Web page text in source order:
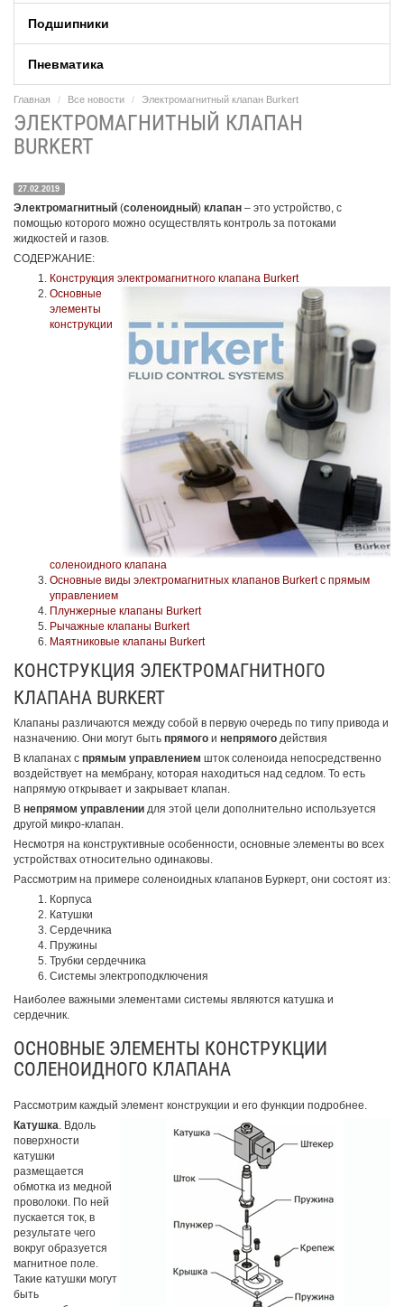
Подшипники
Пневматика
Главная Все новости Электромагнитный клапан Burkert
ЭЛЕКТРОМАГНИТНЫЙ КЛАПАН
BURKERT
27.02.2019
Электромагнитный (соленоидный) клапан – это устройство, с
помощью которого можно осуществлять контроль за потоками
жидкостей и газов.
СОДЕРЖАНИЕ:
Конструкция электромагнитного клапана Burkert
Основные
элементы
конструкции
соленоидного клапана
Основные виды электромагнитных клапанов Burkert с прямым
управлением
Плунжерные клапаны Burkert
Рычажные клапаны Burkert
Маятниковые клапаны Burkert
КОНСТРУКЦИЯ ЭЛЕКТРОМАГНИТНОГО
КЛАПАНА BURKERT
Клапаны различаются между собой в первую очередь по типу привода и
назначению. Они могут быть прямого и непрямого действия
В клапанах с прямым управлением шток соленоида непосредственно
воздействует на мембрану, которая находиться над седлом. То есть
напрямую открывает и закрывает клапан.
В непрямом управлении для этой цели дополнительно используется
другой микро-клапан.
Несмотря на конструктивные особенности, основные элементы во всех
устройствах относительно одинаковы.
Рассмотрим на примере соленоидных клапанов Буркерт, они состоят из:
Корпуса
Катушки
Сердечника
Пружины
Трубки сердечника
Системы электроподключения
Наиболее важными элементами системы являются катушка и
сердечник.
ОСНОВНЫЕ ЭЛЕМЕНТЫ КОНСТРУКЦИИ
СОЛЕНОИДНОГО КЛАПАНА
Рассмотрим каждый элемент конструкции и его функции подробнее.
Катушка . Вдоль
поверхности
катушки
размещается
обмотка из медной
проволоки. По ней
пускается ток, в
результате чего
вокруг образуется
магнитное поле.
Такие катушки могут
быть